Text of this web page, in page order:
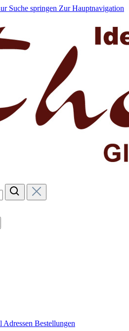
Suche springen Zur Hauptnavigation
Adressen Bestellungen